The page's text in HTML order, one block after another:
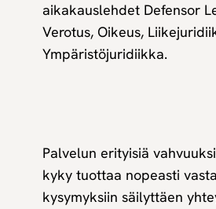
aikakauslehdet Defensor
Verotus, Oikeus,
Ympäristöjuridiikka.
Palvelun erityisiä
kyky tuottaa nopeasti
kysymyksiin säilyttäen